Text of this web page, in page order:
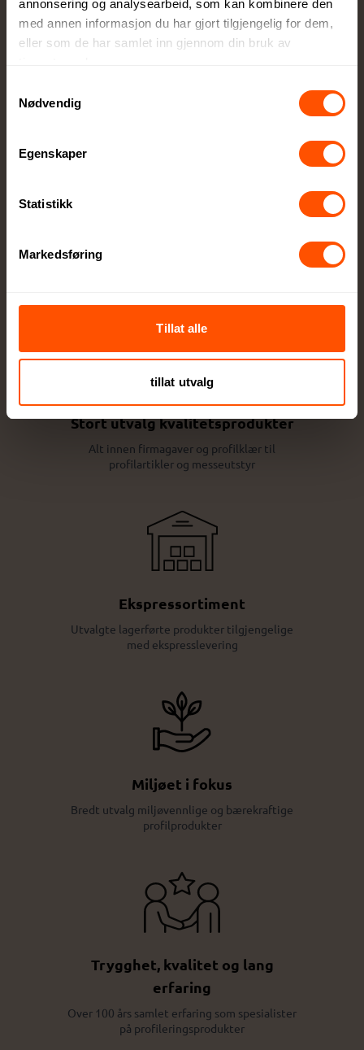
annonsering og analysearbeid, som kan kombinere den
med annen informasjon du har gjort tilgjengelig for dem,
eller som de har samlet inn gjennom din bruk av
Nødvendig
Egenskaper
Statistikk
Markedsføring
Tillat alle
tillat utvalg
Stort utvalg kvalitetsprodukter
Alt innen firmagaver og profilklær til
profilartikler og messeutstyr
Ekspressortiment
Utvalgte lagerførte produkter tilgjengelige
med ekspresslevering
Miljøet i fokus
Bredt utvalg miljøvennlige og bærekraftige
profilprodukter
Trygghet, kvalitet og lang
erfaring
Over 100 års samlet erfaring som spesialister
på profileringsprodukter